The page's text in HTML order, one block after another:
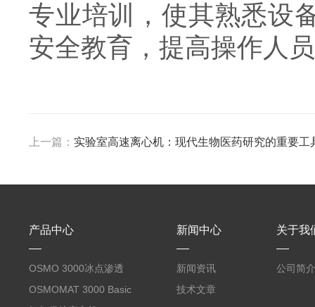
专业培训，使其熟悉设
安全教育，提高操作人
上一篇： 实验室高速离心机：现代生物医药研究的重要工
产品中心
OSMO 3000冰点渗透
压仪
OSMOMAT 3000 Basic
新闻中心
新闻资讯
技术文章
关于我
公司简介